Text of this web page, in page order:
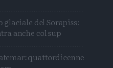
glaciale del Sorapiss:
anche col sup
quattordicenne